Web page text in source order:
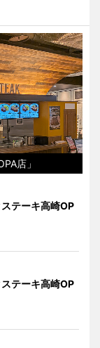
店」
テーキ高崎OP
テーキ高崎OP